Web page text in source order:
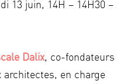
13 juin, 14H – 14H30 –
Dalix, co-fondateurs
architectes, en charge